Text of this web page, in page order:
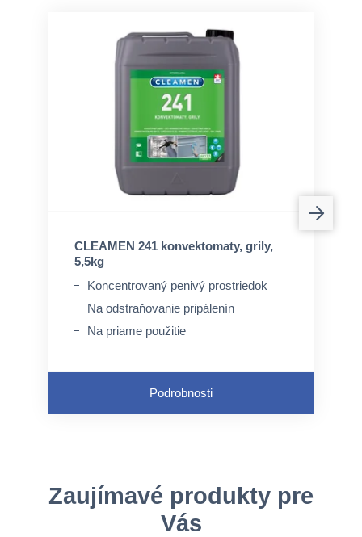
CLEAMEN 241 konvektomaty, grily,
5,5kg
Koncentrovaný penivý prostriedok
Na odstraňovanie pripálenín
Na priame použitie
Podrobnosti
Zaujímavé produkty pre
Vás